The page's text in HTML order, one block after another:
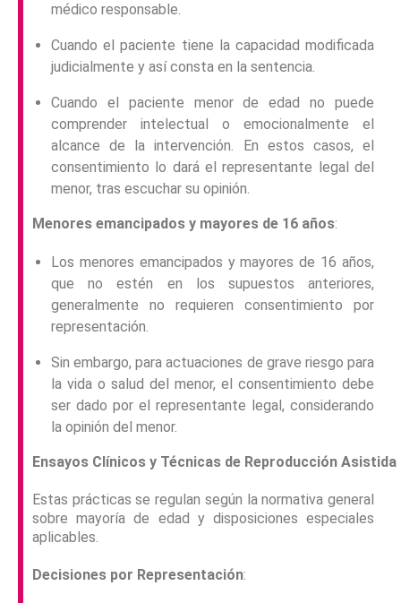
médico responsable.
Cuando el paciente tiene la capacidad modificada
judicialmente y así consta en la sentencia.
Cuando el paciente menor de edad no puede
comprender intelectual o emocionalmente el
alcance de la intervención. En estos casos, el
consentimiento lo dará el representante legal del
menor, tras escuchar su opinión.
Menores emancipados y mayores de 16 años:
Los menores emancipados y mayores de 16 años,
que no estén en los supuestos anteriores,
generalmente no requieren consentimiento por
representación.
Sin embargo, para actuaciones de grave riesgo para
la vida o salud del menor, el consentimiento debe
ser dado por el representante legal, considerando
la opinión del menor.
Ensayos Clínicos y Técnicas de Reproducción Asistida
Estas prácticas se regulan según la normativa general
sobre mayoría de edad y disposiciones especiales
aplicables.
Decisiones por Representación: